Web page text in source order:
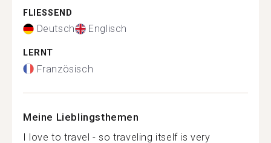
FLIESSEND
Deutsch Englisch
LERNT
Französisch
Meine Lieblingsthemen
I love to travel - so traveling itself is very